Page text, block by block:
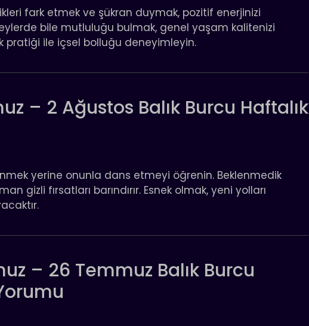
fark etmek ve şükran duymak, pozitif enerjinizi
bile mutluluğu bulmak, genel yaşam kalitenizi
pratiği ile içsel bolluğu deneyimleyin.
– 2 Ağustos Balık Burcu Haftalık
yerine onunla dans etmeyi öğrenin. Beklenmedik
gizli fırsatları barındırır. Esnek olmak, yeni yolları
– 26 Temmuz Balık Burcu